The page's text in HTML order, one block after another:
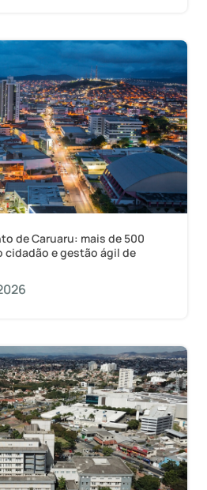
de Caruaru: mais de 500
cidadão e gestão ágil de